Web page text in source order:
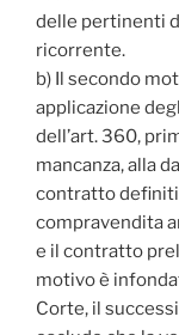
delle pertinenti
ricorrente.
b) Il secondo
applicazione
dell’art. 360,
mancanza, alla
contratto
compravendita
e il contratto
motivo è
Corte, il